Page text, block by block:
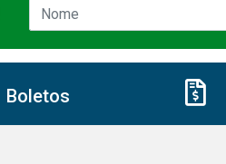
Boletos